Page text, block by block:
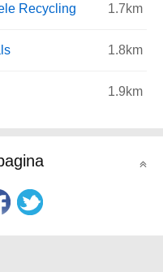
Recycling 1.7km
1.8km
1.9km